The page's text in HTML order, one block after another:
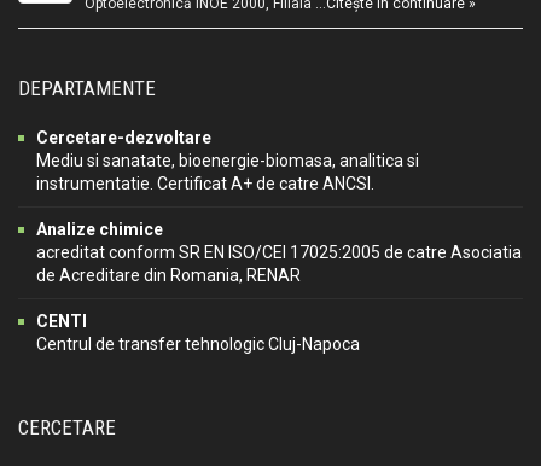
Optoelectronică INOE 2000, Filiala …Citește în continuare »
DEPARTAMENTE
Cercetare-dezvoltare
Mediu si sanatate, bioenergie-biomasa, analitica si
instrumentatie. Certificat A+ de catre ANCSI.
Analize chimice
acreditat conform SR EN ISO/CEI 17025:2005 de catre Asociatia
de Acreditare din Romania, RENAR
CENTI
Centrul de transfer tehnologic Cluj-Napoca
CERCETARE